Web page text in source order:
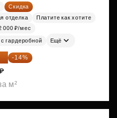
Скидка
отделка
Платите как хотите
000 ₽/мес
гардеробной Ещё
₽ -14%
м²